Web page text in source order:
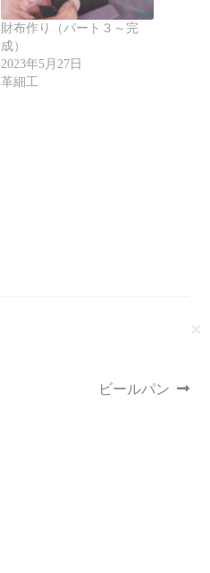
財布作り（パート３～完
成）
2023年5月27日
革細工
ビールパン